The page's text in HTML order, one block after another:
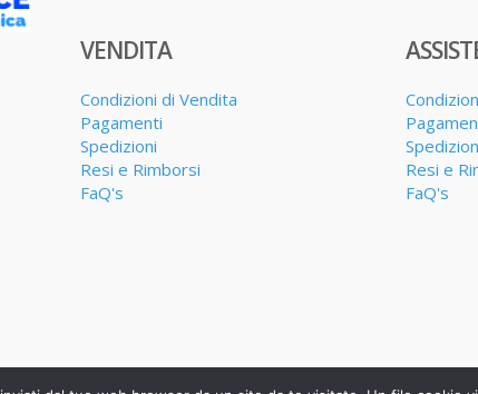
VENDITA
Condizioni di Vendita
Pagamenti
Spedizioni
Resi e Rimborsi
FaQ's
Resi e
FaQ's